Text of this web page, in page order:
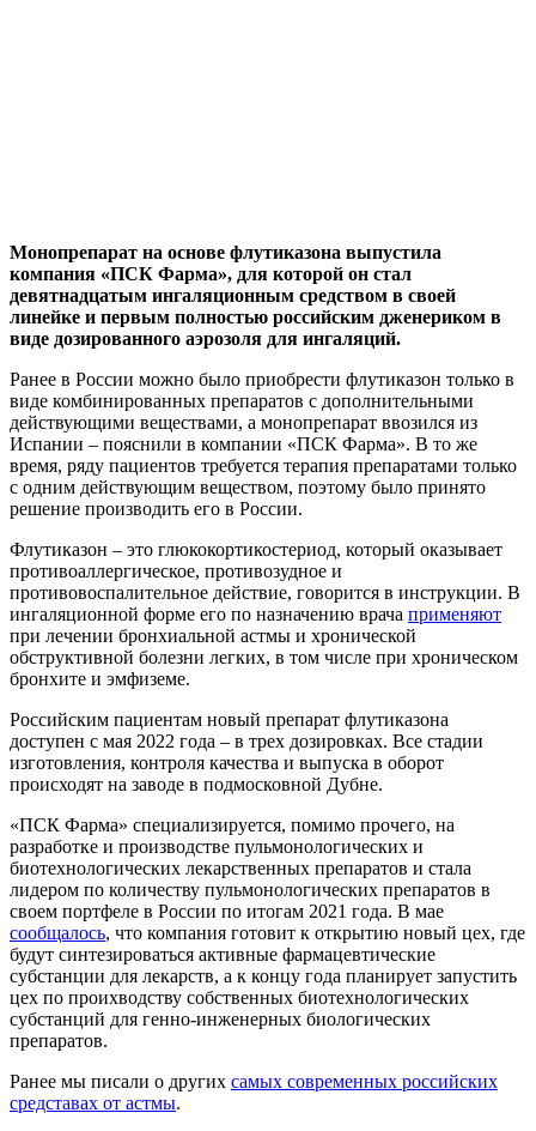
Монопрепарат на основе флутиказона выпустила
компания «ПСК Фарма», для которой он стал
девятнадцатым ингаляционным средством в своей
линейке и первым полностью российским дженериком в
виде дозированного аэрозоля для ингаляций.
Ранее в России можно было приобрести флутиказон только в
виде комбинированных препаратов с дополнительными
действующими веществами, а монопрепарат ввозился из
Испании – пояснили в компании «ПСК Фарма». В то же
время, ряду пациентов требуется терапия препаратами только
с одним действующим веществом, поэтому было принято
решение производить его в России.
Флутиказон – это глюкокортикостериод, который оказывает
противоаллергическое, противозудное и
противовоспалительное действие, говорится в инструкции. В
ингаляционной форме его по назначению врача применяют
при лечении бронхиальной астмы и хронической
обструктивной болезни легких, в том числе при хроническом
бронхите и эмфиземе.
Российским пациентам новый препарат флутиказона
доступен с мая 2022 года – в трех дозировках. Все стадии
изготовления, контроля качества и выпуска в оборот
происходят на заводе в подмосковной Дубне.
«ПСК Фарма» специализируется, помимо прочего, на
разработке и производстве пульмонологических и
биотехнологических лекарственных препаратов и стала
лидером по количеству пульмонологических препаратов в
своем портфеле в России по итогам 2021 года. В мае
сообщалось, что компания готовит к открытию новый цех, где
будут синтезироваться активные фармацевтические
субстанции для лекарств, а к концу года планирует запустить
цех по проихводству собственных биотехнологических
субстанций для генно-инженерных биологических
препаратов.
Ранее мы писали о других самых современных российских
средставах от астмы.